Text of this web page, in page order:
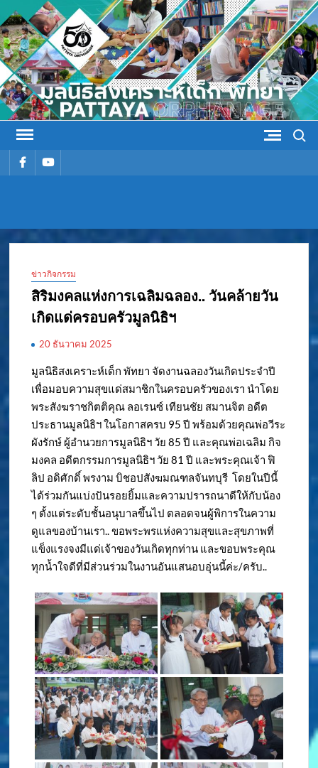
Skip
to
content
รายการรายการ
สงเคราะห์
เด็ก พัทยา
ข่าวกิจกรรม
สิริมงคลแห่งการเฉลิมฉลอง.. วันคล้ายวัน
เกิดแด่ครอบครัวมูลนิธิฯ
20 ธันวาคม 2025
มูลนิธิสงเคราะห์เด็ก พัทยา จัดงานฉลองวันเกิดประจำปี
เพื่อมอบความสุขแด่สมาชิกในครอบครัวของเรา นำโดย
พระสังฆราชกิตติคุณ ลอเรนซ์ เทียนชัย สมานจิต อดีต
ประธานมูลนิธิฯ ในโอกาสครบ 95 ปี พร้อมด้วยคุณพ่อวีระ
ผังรักษ์ ผู้อำนวยการมูลนิธิฯ วัย 85 ปี และคุณพ่อเฉลิม กิจ
มงคล อดีตกรรมการมูลนิธิฯ วัย 81 ปี และพระคุณเจ้า ฟิ
ลิป อดิศักดิ์ พรงาม บิชอปสังฆมณฑลจันทบุรี โดยในปีนี้
ได้ร่วมกันแบ่งปันรอยยิ้มและความปรารถนาดีให้กับน้อง
ๆ ตั้งแต่ระดับชั้นอนุบาลขึ้นไป ตลอดจนผู้พิการในความ
ดูแลของบ้านเรา.. ขอพระพรแห่งความสุขและสุขภาพที่
แข็งแรงจงมีแด่เจ้าของวันเกิดทุกท่าน และขอบพระคุณ
ทุกน้ำใจดีที่มีส่วนร่วมในงานอันแสนอบอุ่นนี้ค่ะ/ครับ..